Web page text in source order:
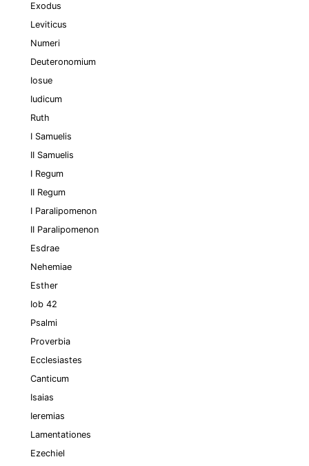
Exodus
Leviticus
Numeri
Deuteronomium
Iosue
Iudicum
Ruth
I Samuelis
II Samuelis
I Regum
II Regum
I Paralipomenon
II Paralipomenon
Esdrae
Nehemiae
Esther
Iob 42
Psalmi
Proverbia
Ecclesiastes
Canticum
Isaias
Ieremias
Lamentationes
Ezechiel